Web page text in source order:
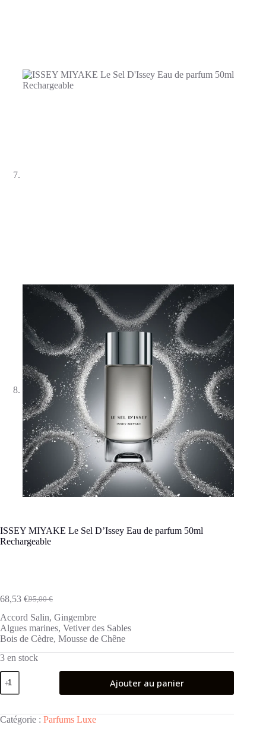
ISSEY MIYAKE Le Sel D’Issey Eau de parfum 50ml
Rechargeable
95,00€
Le
prix
initial
était :
95,00 €.
68,53 €Le
prix
actuel
est :
68,53 €.
Accord Salin, Gingembre
Algues marines, Vetiver des Sables
Bois de Cèdre, Mousse de Chêne
3 en stock
quantité
de
ISSEY
Le
Sel
Ajouter au panier
Catégorie : Parfums Luxe